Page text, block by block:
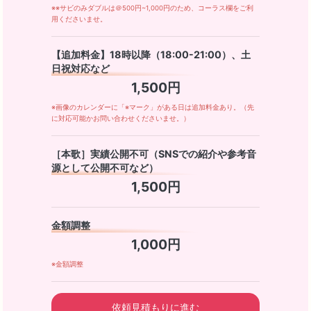
※※サビのみダブルは＠500円~1,000円のため、コーラス欄をご利
用くださいませ。
【追加料金】18時以降（18:00-21:00）、土
日祝対応など
1,500円
※画像のカレンダーに「※マーク」がある日は追加料金あり。（先
に対応可能かお問い合わせくださいませ。）
［本歌］実績公開不可（SNSでの紹介や参考音
源として公開不可など）
1,500円
金額調整
1,000円
※金額調整
依頼見積もりに進む